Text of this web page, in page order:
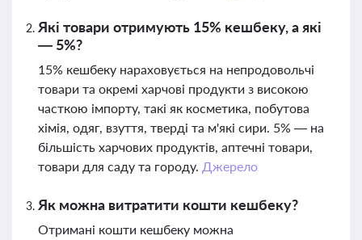
Які товари отримують 15% кешбеку, а які
— 5%?
15% кешбеку нараховується на непродовольчі
товари та окремі харчові продукти з високою
часткою імпорту, такі як косметика, побутова
хімія, одяг, взуття, тверді та м'які сири. 5% — на
більшість харчових продуктів, аптечні товари,
товари для саду та городу. Джерело
Як можна витратити кошти кешбеку?
Отримані кошти кешбеку можна